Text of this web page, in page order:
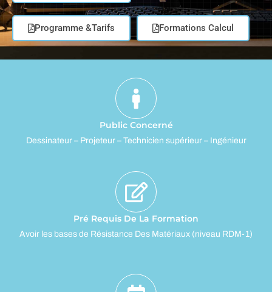
Programme &Tarifs Formations Calcul
Public Concerné
Dessinateur – Projeteur – Technicien supérieur – Ingénieur
Pré Requis De La Formation
Avoir les bases de Résistance Des Matériaux (niveau RDM-1)